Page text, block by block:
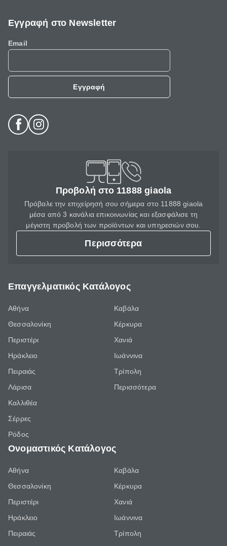
Εγγραφή στο Newsletter
Email
Εγγραφή
Προβολή στο 11888 giaola
Πρόβαλε την επιχείρησή σου σήμερα στο 11888 giaola
μέσα από 3 κανάλια επικοινωνίας και εξασφάλισε τη
μέγιστη προβολή των προϊόντων και υπηρεσιών σου.
Περισσότερα
Επαγγελματικός Κατάλογος
Αθήνα
Θεσσαλονίκη
Περιστέρι
Ηράκλειο
Πειραιάς
Λάρισα
Καλλιθέα
Σέρρες
Ρόδος
Καβάλα
Κέρκυρα
Χανιά
Ιωάννινα
Τρίπολη
Περισσότερα
Ονομαστικός Κατάλογος
Αθήνα
Θεσσαλονίκη
Περιστέρι
Ηράκλειο
Πειραιάς
Καβάλα
Κέρκυρα
Χανιά
Ιωάννινα
Τρίπολη